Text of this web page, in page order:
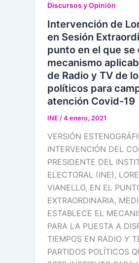
Discursos y Opinión
Intervención de
en Sesión
punto en el que se
mecanismo
de Radio y TV de
políticos para
atención Covid-19
INE /4 enero, 2021
VERSIÓN
INTERVENCIÓN DEL
PRESIDENTE DEL
ELECTORAL (INE),
VIANELLO, EN EL
EXTRAORDINARIA,
ESTABLECE EL
PARA LA PUESTA A
TIEMPOS EN RADIO Y
PARTIDOS POLÍTICOS